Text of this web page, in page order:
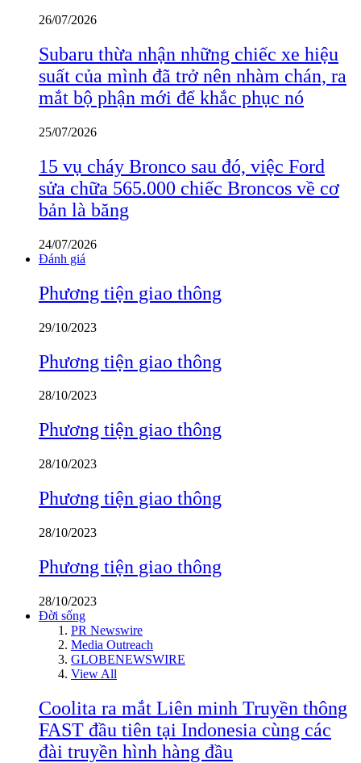
26/07/2026
Subaru thừa nhận những chiếc xe hiệu
suất của mình đã trở nên nhàm chán, ra
mắt bộ phận mới để khắc phục nó
25/07/2026
15 vụ cháy Bronco sau đó, việc Ford
sửa chữa 565.000 chiếc Broncos về cơ
bản là băng
24/07/2026
Đánh giá
Phương tiện giao thông
29/10/2023
Phương tiện giao thông
28/10/2023
Phương tiện giao thông
28/10/2023
Phương tiện giao thông
28/10/2023
Phương tiện giao thông
28/10/2023
Đời sống
PR Newswire
Media Outreach
GLOBENEWSWIRE
View All
Coolita ra mắt Liên minh Truyền thông
FAST đầu tiên tại Indonesia cùng các
đài truyền hình hàng đầu